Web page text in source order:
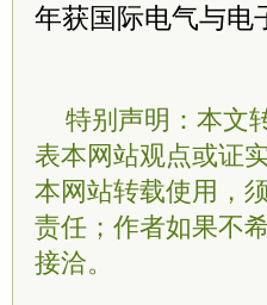
年获国际电气与电
特别声明：本文
表本网站观点或证
本网站转载使用，
责任；作者如果不
接洽。